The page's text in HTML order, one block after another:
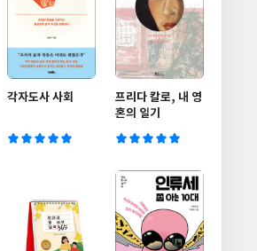
각자도사 사회
프리다 칼로, 내 영
혼의 일기